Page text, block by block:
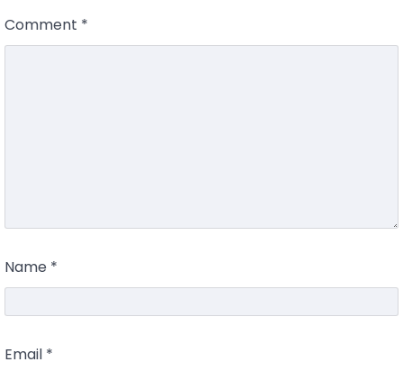
Comment *
Name *
Email *